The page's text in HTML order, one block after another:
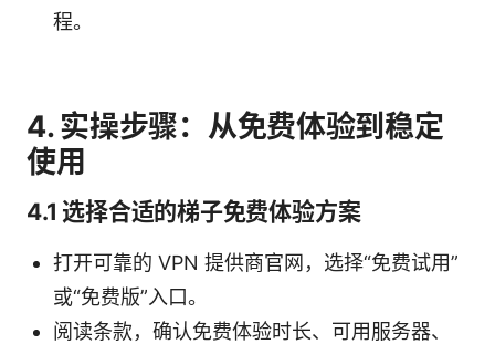
程。
4. 实操步骤：从免费体验到稳定
使用
4.1 选择合适的梯子免费体验方案
打开可靠的 VPN 提供商官网，选择“免费试用”
或“免费版”入口。
阅读条款，确认免费体验时长、可用服务器、